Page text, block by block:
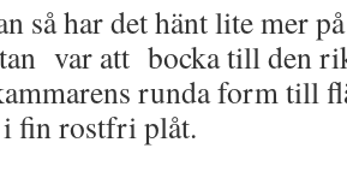
så har det hänt lite mer
var att bocka till den
runda form till
i fin rostfri plåt.